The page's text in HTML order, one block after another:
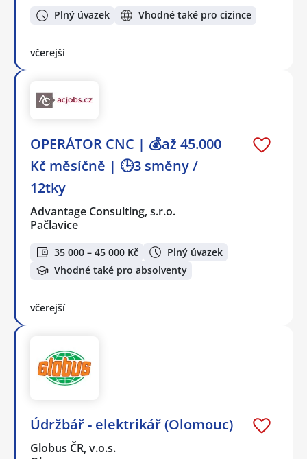
Plný úvazek Vhodné také pro cizince
včerejší
OPERÁTOR CNC | 💰až 45.000
Kč měsíčně | 🕒3 směny /
12tky
Advantage Consulting, s.r.o.
Pačlavice
35 000 – 45 000 Kč
Plný úvazek
Vhodné také pro absolventy
včerejší
Údržbář - elektrikář (Olomouc)
Globus ČR, v.o.s.